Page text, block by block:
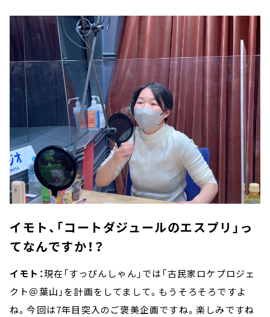
イモト、「コートダジュールのエスプリ」っ
てなんですか！？
イモト：現在「すっぴんしゃん」では「古民家ロケプロジェ
クト＠葉山」を計画をしてまして。もうそろそろですよ
ね。今回は7年目突入のご褒美企画ですね。楽しみですね